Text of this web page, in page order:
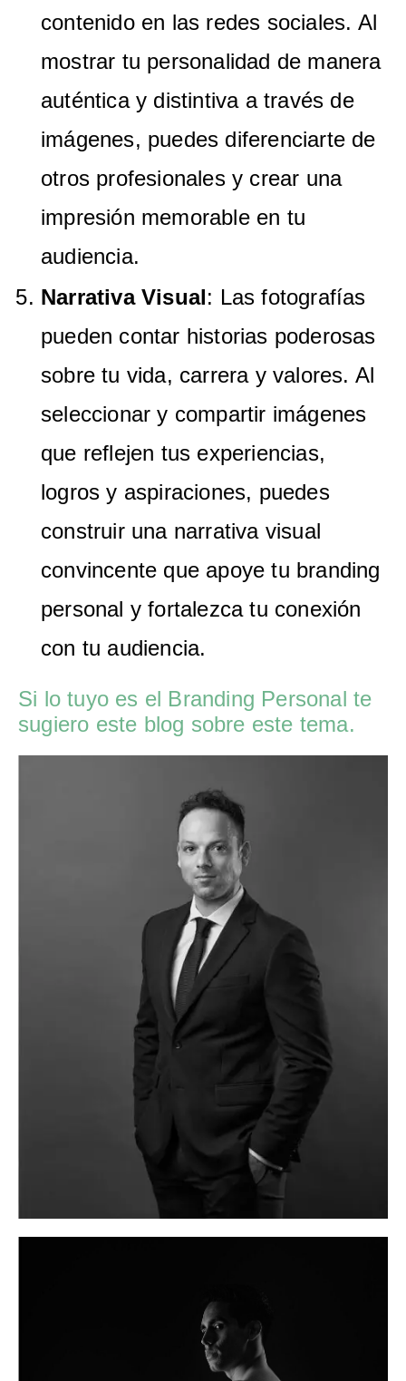
contenido en las redes sociales. Al
mostrar tu personalidad de manera
auténtica y distintiva a través de
imágenes, puedes diferenciarte de
otros profesionales y crear una
impresión memorable en tu
audiencia.
Narrativa Visual: Las fotografías
pueden contar historias poderosas
sobre tu vida, carrera y valores. Al
seleccionar y compartir imágenes
que reflejen tus experiencias,
logros y aspiraciones, puedes
construir una narrativa visual
convincente que apoye tu branding
personal y fortalezca tu conexión
con tu audiencia.
Si lo tuyo es el Branding Personal te
sugiero este blog sobre este tema.